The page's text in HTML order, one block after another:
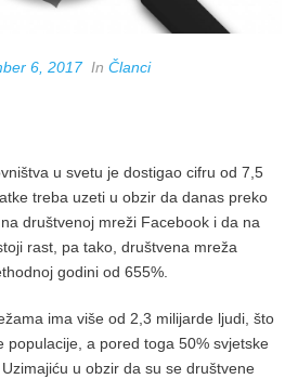
6, 2017 In Članci
u svetu je dostigao cifru od 7,5
treba uzeti u obzir da danas preko
društvenoj mreži Facebook i da na
rast, pa tako, društvena mreža
godini od 655%.
ima više od 2,3 milijarde ljudi, što
populacije, a pored toga 50% svjetske
u obzir da su se društvene